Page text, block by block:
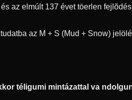
az elmúlt 137 évet töerlen
az M + S (Mud + Snow)
téligumi mintázattal va